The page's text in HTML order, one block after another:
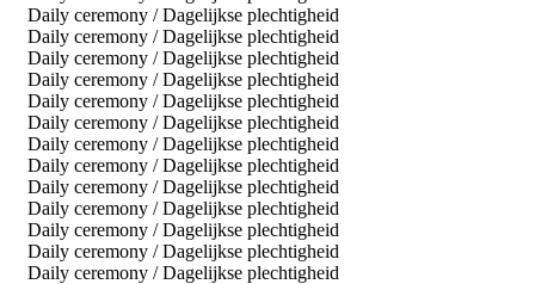
Daily ceremony / Dagelijkse plechtigheid
Daily ceremony / Dagelijkse plechtigheid
Daily ceremony / Dagelijkse plechtigheid
Daily ceremony / Dagelijkse plechtigheid
Daily ceremony / Dagelijkse plechtigheid
Daily ceremony / Dagelijkse plechtigheid
Daily ceremony / Dagelijkse plechtigheid
Daily ceremony / Dagelijkse plechtigheid
Daily ceremony / Dagelijkse plechtigheid
Daily ceremony / Dagelijkse plechtigheid
Daily ceremony / Dagelijkse plechtigheid
Daily ceremony / Dagelijkse plechtigheid
Daily ceremony / Dagelijkse plechtigheid